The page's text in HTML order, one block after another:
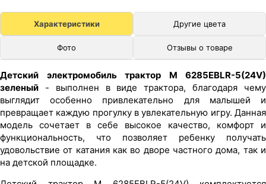
Характеристики Другие цвета
Фото Отзывы о товаре
Детский электромобиль трактор M 6285EBLR-5(24V)
зеленый - выполнен в виде трактора, благодаря чему
выглядит особенно привлекательно для малышей и
превращает каждую прогулку в увлекательную игру. Данная
модель сочетает в себе высокое качество, комфорт и
функциональность, что позволяет ребенку получать
удовольствие от катания как во дворе частного дома, так и
на детской площадке.